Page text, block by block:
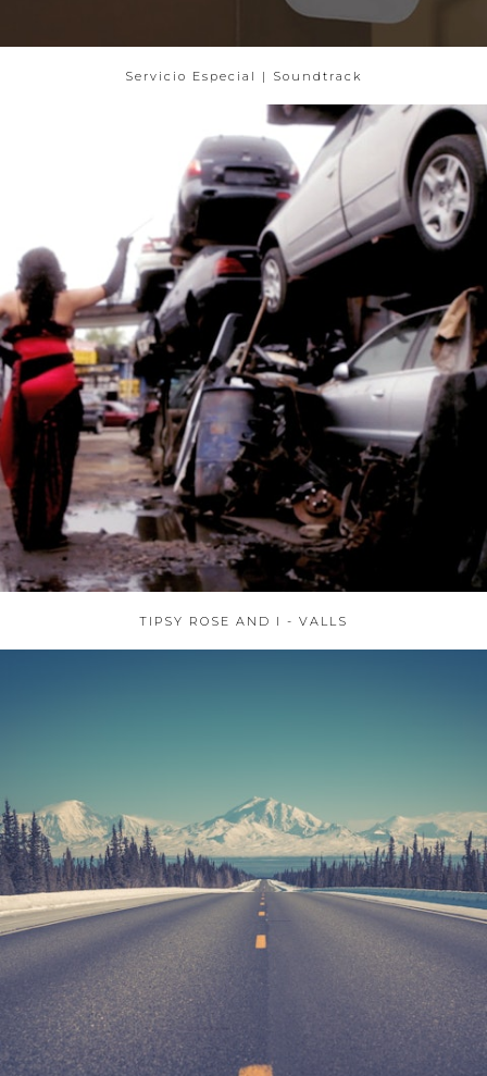
Servicio Especial | Soundtrack
TIPSY ROSE AND I - VALLS